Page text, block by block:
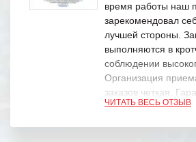
время работы наш
зарекомендовал
лучшей стороны.
выполняются в
соблюдении
Организация
заказов четкая.
обязательства
ЧИТАТЬ ВЕСЬ ОТЗЫВ